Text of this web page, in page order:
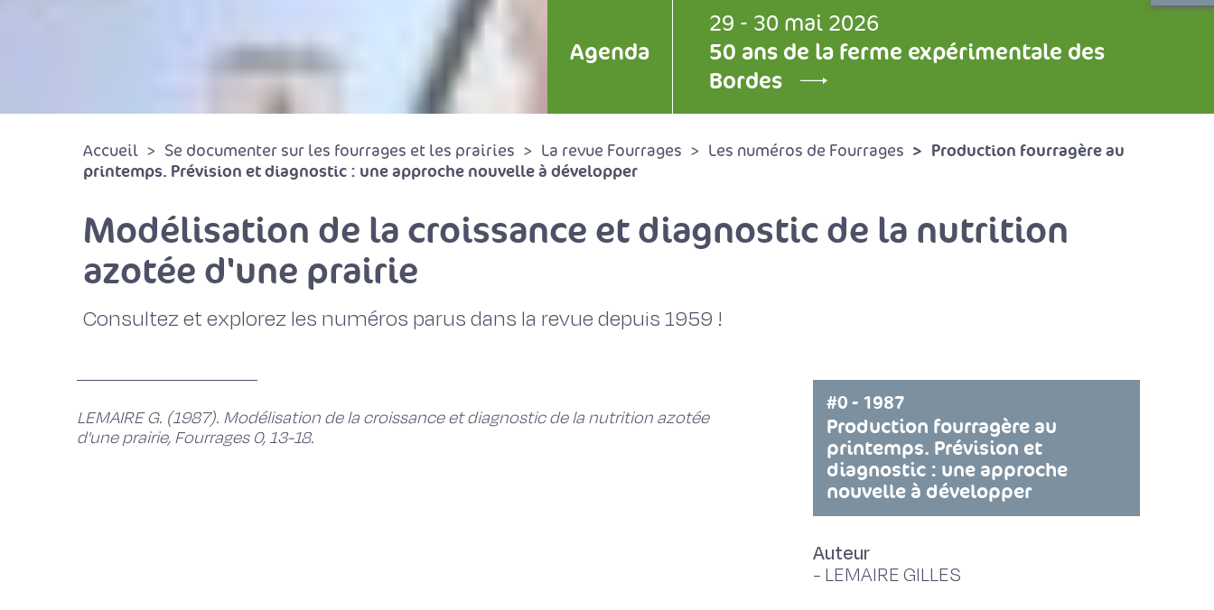
Agenda
29 - 30 mai 2026
50 ans de la ferme expérimentale des
Bordes
Accueil Se documenter sur les fourrages et les prairies La revue Fourrages Les numéros de Fourrages
Production fourragère au
printemps. Prévision et diagnostic : une approche nouvelle à développer
Modélisation de la croissance et diagnostic de la nutrition
azotée d'une prairie
Consultez et explorez les numéros parus dans la revue depuis 1959 !
LEMAIRE G. (1987). Modélisation de la croissance et diagnostic de la nutrition azotée
d'une prairie, Fourrages 0, 13-18.
#0 - 1987
Production fourragère au
printemps. Prévision et
diagnostic : une approche
nouvelle à développer
Auteur
- LEMAIRE GILLES